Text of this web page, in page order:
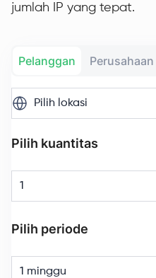
jumlah IP yang tepat.
Pelanggan Perusahaan
Pilih lokasi
Pilih kuantitas
Pilih periode
1 minggu